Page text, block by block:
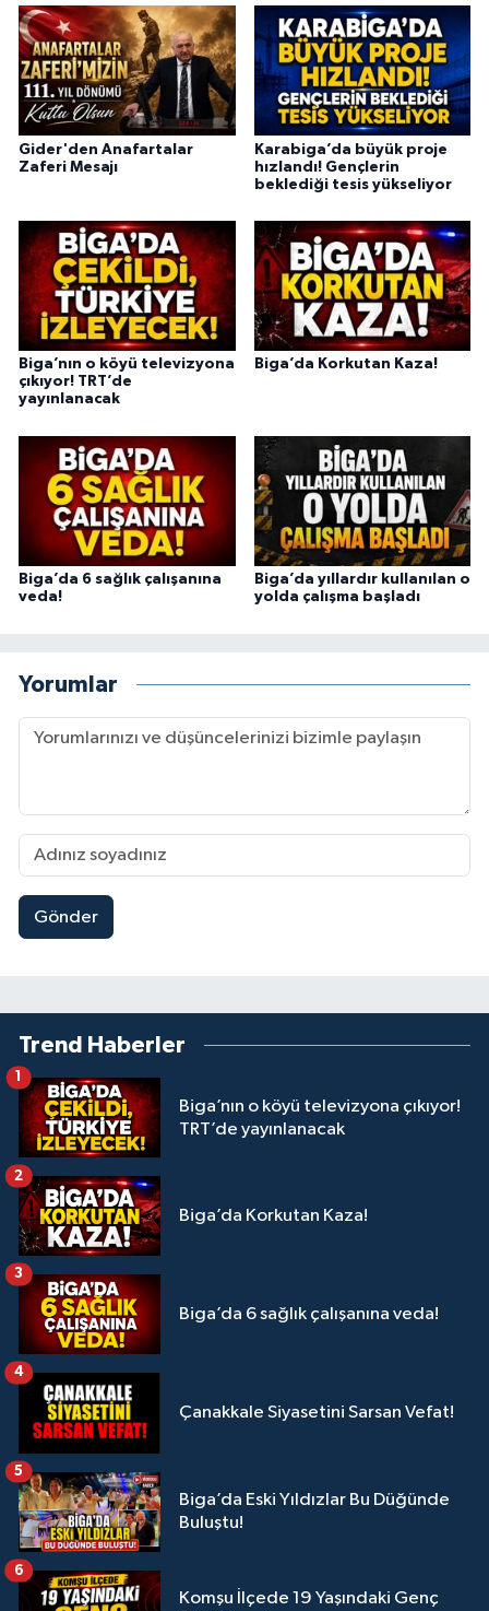
Gider'den Anafartalar
Zaferi Mesajı
Karabiga’da büyük proje
hızlandı! Gençlerin
beklediği tesis yükseliyor
Biga’nın o köyü televizyona
çıkıyor! TRT’de
yayınlanacak
Biga’da Korkutan Kaza!
Biga’da 6 sağlık çalışanına
veda!
Biga’da yıllardır kullanılan o
yolda çalışma başladı
Yorumlar
Gönder
Trend Haberler
Biga’nın o köyü televizyona çıkıyor!
TRT’de yayınlanacak
1
Biga’da Korkutan Kaza!
2
Biga’da 6 sağlık çalışanına veda!
3
Çanakkale Siyasetini Sarsan Vefat!
4
Biga’da Eski Yıldızlar Bu Düğünde
Buluştu!
5
Komşu İlçede 19 Yaşındaki Genç
6